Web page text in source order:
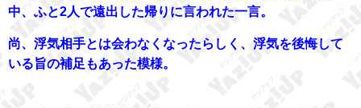
中、ふと2人で遠出した帰りに言われた一言。
尚、浮気相手とは会わなくなったらしく、浮気を後悔して
いる旨の補足もあった模様。